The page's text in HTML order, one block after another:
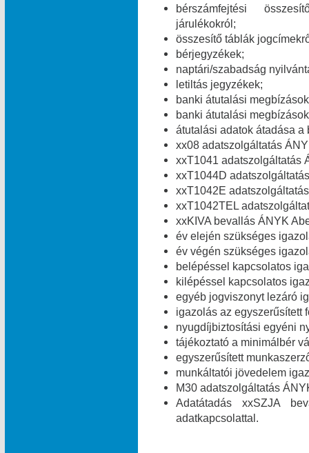
bérszámfejtési
járulékokról;
összesítő táblák
bérjegyzékek;
naptári/szabadság
letiltás jegyzékek;
banki átutalási
banki átutalási
átutalási adatok átadása
xx08 adatszolgáltatás
xxT1041 adatszolgáltatás
xxT1044D
xxT1042E
xxT1042TEL
xxKIVA bevallás ÁNYK
év elején szükséges
év végén szükséges
belépéssel kapcsolatos
kilépéssel kapcsolatos
egyéb jogviszonyt lezáró
igazolás az egyszerűsített
nyugdíjbiztosítási egyéni
tájékoztató a minimálbér
egyszerűsített
munkáltatói jövedelem
M30 adatszolgáltatás
Adatátadás xxSZJA
adatkapcsolattal.